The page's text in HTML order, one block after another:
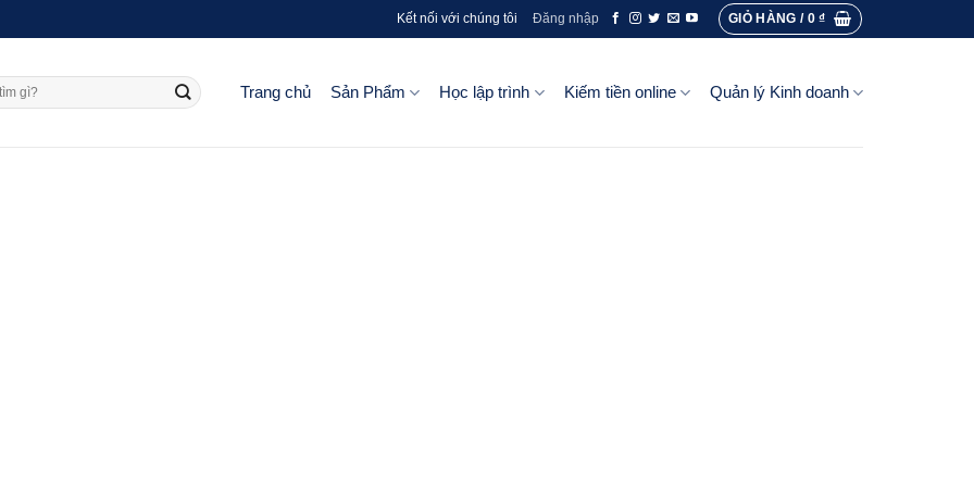
Kết nối với chúng tôi Đăng nhập GIỎ HÀNG / 0₫
Trang chủ Sản Phẩm Học lập trình Kiếm tiền online Quản lý Kinh doanh